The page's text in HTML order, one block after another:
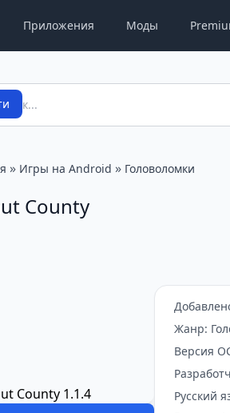
Приложения Моды
» Игры на Android » Головоломки
County
Жанр:
Версия
Русский